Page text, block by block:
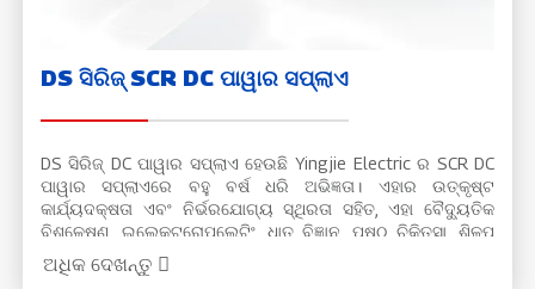
DS ସିରିଜ୍ SCR DC ପାୱାର ସପ୍ଲାଏ
DS ସିରିଜ୍ DC ପାୱାର ସପ୍ଲାଏ ହେଉଛି Yingjie Electric ର SCR DC
ପାୱାର ସପ୍ଲାଏରେ ବହୁ ବର୍ଷ ଧରି ଅଭିଜ୍ଞତା। ଏହାର ଉତ୍କୃଷ୍ଟ
କାର୍ଯ୍ୟଦକ୍ଷତା ଏବଂ ନିର୍ଭରଯୋଗ୍ୟ ସ୍ଥିରତା ସହିତ, ଏହା ବୈଦ୍ୟୁତିକ
ବିଶ୍ଳେଷଣ, ଇଲେକ୍ଟ୍ରୋପ୍ଲେଟିଂ, ଧାତୁ ବିଜ୍ଞାନ, ପୃଷ୍ଠ ଚିକିତ୍ସା, ଶିଳ୍ପ
ବୈଦ୍ୟୁତିକ ଫର୍ଣ୍ଣେସ୍, ସ୍ଫଟିକ ବୃଦ୍ଧି, ଧାତୁ ଆଣ୍ଟି-କର୍ସନ୍, ଚାର୍ଜିଂ ଏବଂ
ଅନ୍ୟାନ୍ୟ ଶିଳ୍ପ କ୍ଷେତ୍ରରେ ବ୍ୟାପକ ଭାବରେ ବ୍ୟବହୃତ ହୁଏ।
ଅଧିକ ଦେଖନ୍ତୁ